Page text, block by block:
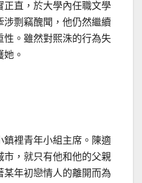
正直，於大學內任職文學
剽竊醜聞，他仍然繼續
性。雖然對熙洙的行為失
。
鎮裡青年小組主席。陳適
市，就只有他和他的父親
年初戀情人的離開而為